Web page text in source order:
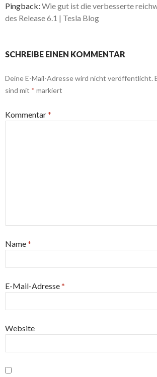
Pingback: Wie gut ist die verbesserte
des Release 6.1 | Tesla Blog
SCHREIBE EINEN KOMMENTAR
Deine E-Mail-Adresse wird nicht veröffentlicht.
sind mit * markiert
Kommentar*
Name*
E-Mail-Adresse*
Website